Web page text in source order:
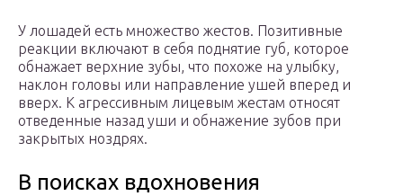
У лошадей есть множество жестов. Позитивные
реакции включают в себя поднятие губ, которое
обнажает верхние зубы, что похоже на улыбку,
наклон головы или направление ушей вперед и
вверх. К агрессивным лицевым жестам относят
отведенные назад уши и обнажение зубов при
закрытых ноздрях.
В поисках вдохновения